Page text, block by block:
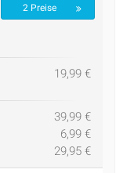
2 Preise
19,99 €
39,99 €
6,99 €
29,95 €